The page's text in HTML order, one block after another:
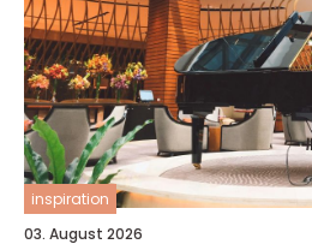
inspiration
03. August 2026